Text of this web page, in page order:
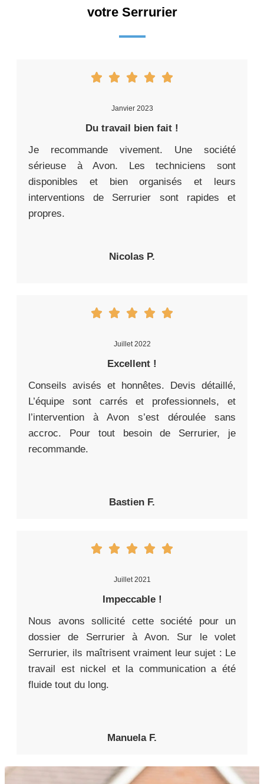
votre Serrurier
Janvier 2023
Du travail bien fait !
Je recommande vivement. Une société
sérieuse à Avon. Les techniciens sont
disponibles et bien organisés et leurs
interventions de Serrurier sont rapides et
propres.
Nicolas P.
Juillet 2022
Excellent !
Conseils avisés et honnêtes. Devis détaillé,
L’équipe sont carrés et professionnels, et
l’intervention à Avon s’est déroulée sans
accroc. Pour tout besoin de Serrurier, je
recommande.
Bastien F.
Juillet 2021
Impeccable !
Nous avons sollicité cette société pour un
dossier de Serrurier à Avon. Sur le volet
Serrurier, ils maîtrisent vraiment leur sujet : Le
travail est nickel et la communication a été
fluide tout du long.
Manuela F.